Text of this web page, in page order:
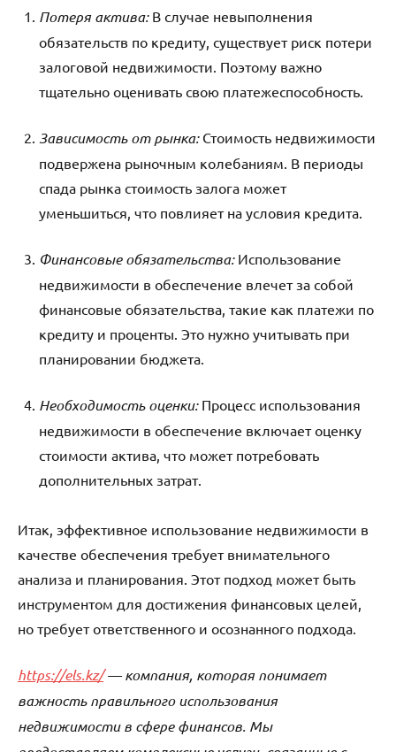
Потеря актива:В случае невыполнения
обязательств по кредиту, существует риск потери
залоговой недвижимости. Поэтому важно
тщательно оценивать свою платежеспособность.
Зависимость от рынка:Стоимость недвижимости
подвержена рыночным колебаниям. В периоды
спада рынка стоимость залога может
уменьшиться, что повлияет на условия кредита.
Финансовые обязательства:Использование
недвижимости в обеспечение влечет за собой
финансовые обязательства, такие как платежи по
кредиту и проценты. Это нужно учитывать при
планировании бюджета.
Необходимость оценки:Процесс использования
недвижимости в обеспечение включает оценку
стоимости актива, что может потребовать
дополнительных затрат.
Итак, эффективное использование недвижимости в
качестве обеспечения требует внимательного
анализа и планирования. Этот подход может быть
инструментом для достижения финансовых целей,
но требует ответственного и осознанного подхода.
https://els.kz/— компания, которая понимает
важность правильного использования
недвижимости в сфере финансов. Мы